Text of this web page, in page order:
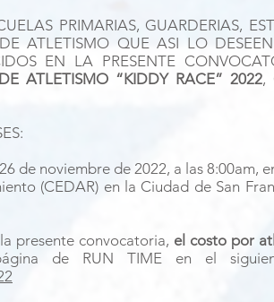
PRIMARIAS, GUARDERIAS,
ATLETISMO QUE ASI LO
EN LA PRESENTE
ATLETISMO “KIDDY RACE” 2022,
de noviembre de 2022, a las 8:00am,
(CEDAR) en la Ciudad de San
presente convocatoria, el costo por
de RUN TIME en el